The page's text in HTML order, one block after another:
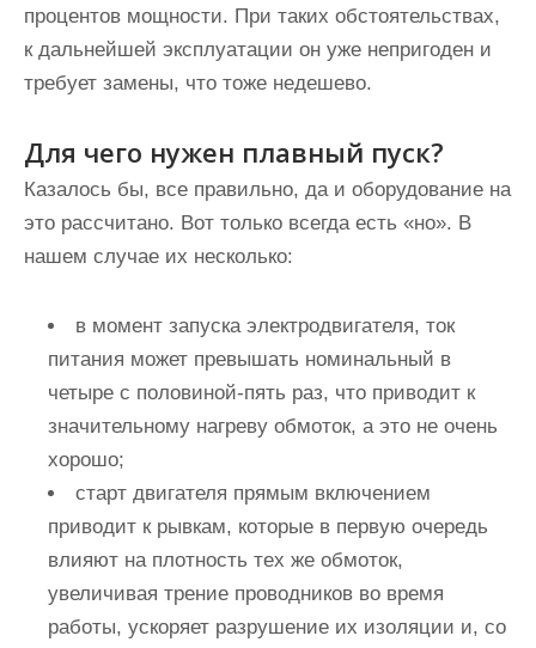
процентов мощности. При таких обстоятельствах,
к дальнейшей эксплуатации он уже непригоден и
требует замены, что тоже недешево.
Для чего нужен плавный пуск?
Казалось бы, все правильно, да и оборудование на
это рассчитано. Вот только всегда есть «но». В
нашем случае их несколько:
в момент запуска электродвигателя, ток
питания может превышать номинальный в
четыре с половиной-пять раз, что приводит к
значительному нагреву обмоток, а это не очень
хорошо;
старт двигателя прямым включением
приводит к рывкам, которые в первую очередь
влияют на плотность тех же обмоток,
увеличивая трение проводников во время
работы, ускоряет разрушение их изоляции и, со